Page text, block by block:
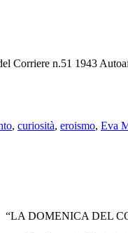
Corriere n.51 1943
, curiosità, eroismo, Eva
“LA DOMENICA DEL